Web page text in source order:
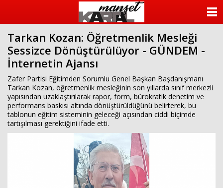
Tarkan Kozan: Öğretmenlik Mesleği
Sessizce Dönüştürülüyor - GÜNDEM -
İnternetin Ajansı
Zafer Partisi Eğitimden Sorumlu Genel Başkan Başdanışmanı
Tarkan Kozan, öğretmenlik mesleğinin son yıllarda sınıf merkezli
yapısından uzaklaştırılarak rapor, form, bürokratik denetim ve
performans baskısı altında dönüştürüldüğünü belirterek, bu
tablonun eğitim sisteminin geleceği açısından ciddi biçimde
tartışılması gerektiğini ifade etti.
KATEGORİLER
ANKETLER
FOTO GALERİ
VİDEO GALERİ